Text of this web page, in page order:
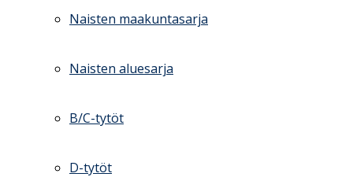
Naisten maakuntasarja
Naisten aluesarja
B/C-tytöt
D-tytöt